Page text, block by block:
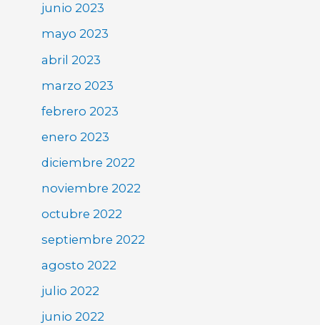
junio 2023
mayo 2023
abril 2023
marzo 2023
febrero 2023
enero 2023
diciembre 2022
noviembre 2022
octubre 2022
septiembre 2022
agosto 2022
julio 2022
junio 2022